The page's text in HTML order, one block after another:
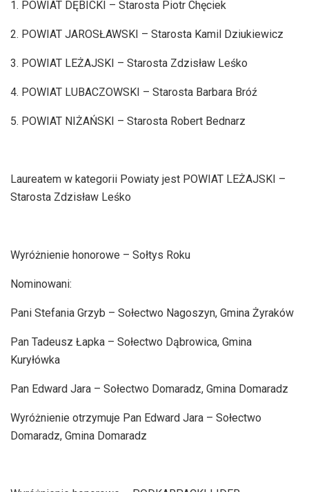
1. POWIAT DĘBICKI – Starosta Piotr Chęciek
2. POWIAT JAROSŁAWSKI – Starosta Kamil Dziukiewicz
3. POWIAT LEŻAJSKI – Starosta Zdzisław Leśko
4. POWIAT LUBACZOWSKI – Starosta Barbara Bróź
5. POWIAT NIŻAŃSKI – Starosta Robert Bednarz
Laureatem w kategorii Powiaty jest POWIAT LEŻAJSKI –
Starosta Zdzisław Leśko
Wyróżnienie honorowe – Sołtys Roku
Nominowani:
Pani Stefania Grzyb – Sołectwo Nagoszyn, Gmina Żyraków
Pan Tadeusz Łapka – Sołectwo Dąbrowica, Gmina
Kuryłówka
Pan Edward Jara – Sołectwo Domaradz, Gmina Domaradz
Wyróżnienie otrzymuje Pan Edward Jara – Sołectwo
Domaradz, Gmina Domaradz